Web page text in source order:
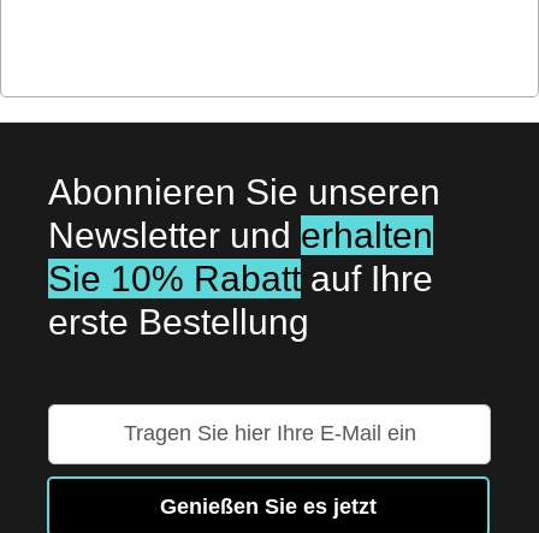
Abonnieren Sie unseren
Newsletter und erhalten
Sie 10% Rabatt auf Ihre
erste Bestellung
sich
Genießen Sie es jetzt